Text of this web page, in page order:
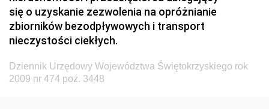
Dziennik Urzędowy Ministra Spraw Wewnętrznych
Dziennik Urzędowy Ministra Transportu, Budownictwa
i Gospodarki Morskiej
Dziennik Urzędowy Ministra Administracji i Cyfryzacji
Dziennik Urzędowy Głównego Inspektora Ochrony
się o uzyskanie zezwolenia na opróżnianie
zbiorników bezodpływowych i transport
nieczystości ciekłych.
Dziennik Urzędowy Województwa Świętokrzyskiego rok
2009 nr 474 poz. 3448